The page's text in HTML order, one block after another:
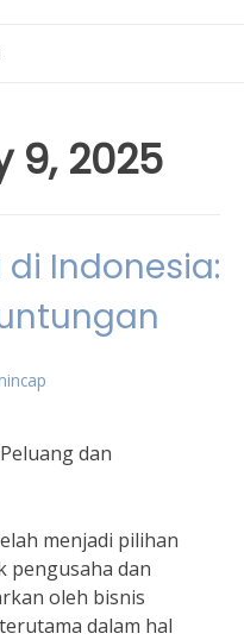
9, 2025
Indonesia:
dan
menjadi pilihan
pengusaha dan
oleh bisnis
dalam hal